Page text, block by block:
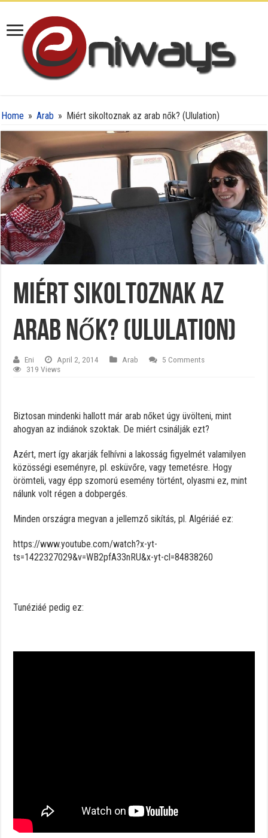
Home » Arab » Miért sikoltoznak az arab nők? (Ululation)
Miért sikoltoznak az
arab nők? (Ululation)
Eni April 2, 2014 Arab
5 Comments
319 Views
Biztosan mindenki hallott már arab nőket úgy üvölteni, mint
ahogyan az indiánok szoktak. De miért csinálják ezt?
Azért, mert így akarják felhívni a lakosság figyelmét valamilyen
közösségi eseményre, pl. esküvőre, vagy temetésre. Hogy
örömteli, vagy épp szomorú esemény történt, olyasmi ez, mint
nálunk volt régen a dobpergés.
Minden országra megvan a jellemző sikítás, pl. Algériáé ez:
https://www.youtube.com/watch?x-yt-
ts=1422327029&v=WB2pfA33nRU&x-yt-cl=84838260
Tunéziáé pedig ez: